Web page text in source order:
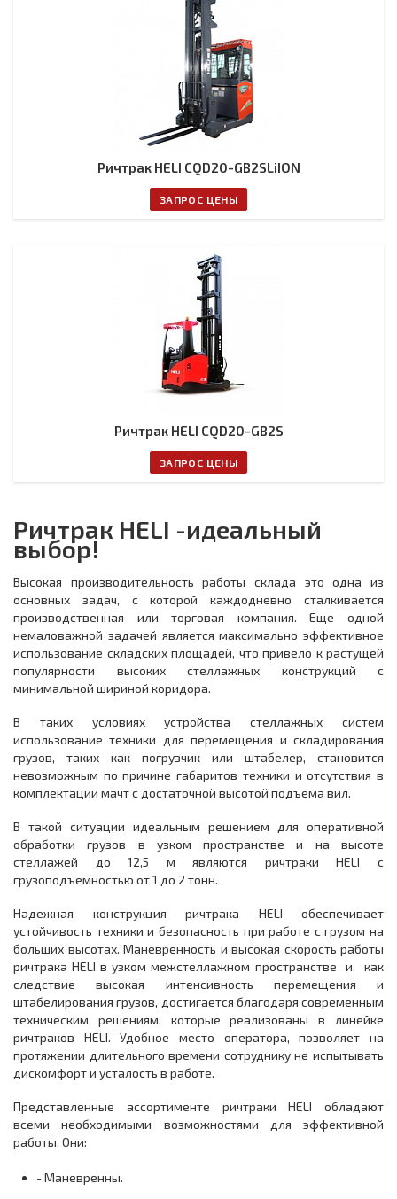
Ричтрак HELI CQD20-GB2SLiION
ЗАПРОС ЦЕНЫ
Ричтрак HELI CQD20-GB2S
ЗАПРОС ЦЕНЫ
Ричтрак HELI -идеальный
выбор!
Высокая производительность работы склада это одна из
основных задач, с которой каждодневно сталкивается
производственная или торговая компания. Еще одной
немаловажной задачей является максимально эффективное
использование складских площадей, что привело к растущей
популярности высоких стеллажных конструкций с
минимальной шириной коридора.
В таких условиях устройства стеллажных систем
использование техники для перемещения и складирования
грузов, таких как погрузчик или штабелер, становится
невозможным по причине габаритов техники и отсутствия в
комплектации мачт с достаточной высотой подъема вил.
В такой ситуации идеальным решением для оперативной
обработки грузов в узком пространстве и на высоте
стеллажей до 12,5 м являются ричтраки HELI c
грузоподъемностью от 1 до 2 тонн.
Надежная конструкция ричтрака HELI обеспечивает
устойчивость техники и безопасность при работе с грузом на
больших высотах. Маневренность и высокая скорость работы
ричтрака HELI в узком межстеллажном пространстве и, как
следствие высокая интенсивность перемещения и
штабелирования грузов, достигается благодаря современным
техническим решениям, которые реализованы в линейке
ричтраков HELI. Удобное место оператора, позволяет на
протяжении длительного времени сотруднику не испытывать
дискомфорт и усталость в работе.
Представленные ассортименте ричтраки HELI обладают
всеми необходимыми возможностями для эффективной
работы. Они:
- Маневренны.